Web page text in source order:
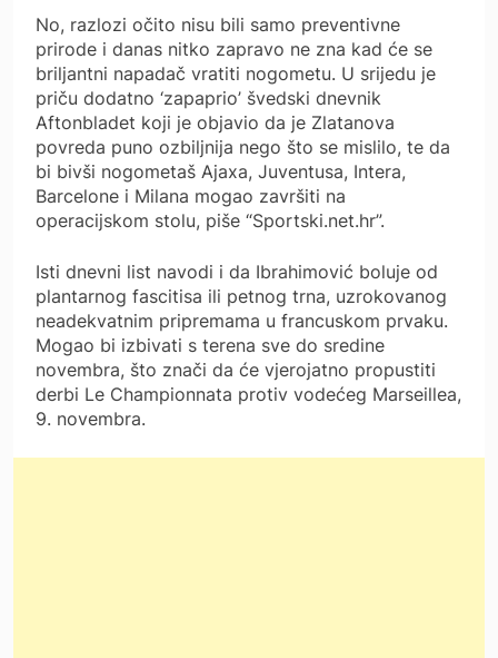
No, razlozi očito nisu bili samo preventivne
prirode i danas nitko zapravo ne zna kad će se
briljantni napadač vratiti nogometu. U srijedu je
priču dodatno ‘zapaprio’ švedski dnevnik
Aftonbladet koji je objavio da je Zlatanova
povreda puno ozbiljnija nego što se mislilo, te da
bi bivši nogometaš Ajaxa, Juventusa, Intera,
Barcelone i Milana mogao završiti na
operacijskom stolu, piše “Sportski.net.hr”.
Isti dnevni list navodi i da Ibrahimović boluje od
plantarnog fascitisa ili petnog trna, uzrokovanog
neadekvatnim pripremama u francuskom prvaku.
Mogao bi izbivati s terena sve do sredine
novembra, što znači da će vjerojatno propustiti
derbi Le Championnata protiv vodećeg Marseillea,
9. novembra.